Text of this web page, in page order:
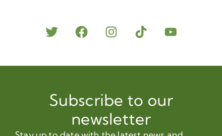
Subscribe to our
newsletter